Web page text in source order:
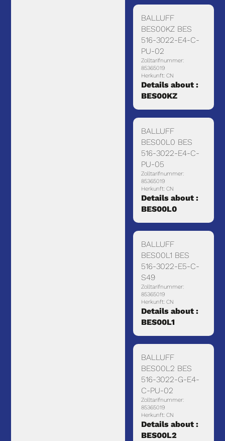
BALLUFF
BES00KZ BES
516-3022-E4-C-
PU-02
Zolltarifnummer:
85365019
Herkunft: CN
Details about :
BES00KZ
BALLUFF
BES00L0 BES
516-3022-E4-C-
PU-05
Zolltarifnummer:
85365019
Herkunft: CN
Details about :
BES00L0
BALLUFF
BES00L1 BES
516-3022-E5-C-
S49
Zolltarifnummer:
85365019
Herkunft: CN
Details about :
BES00L1
BALLUFF
BES00L2 BES
516-3022-G-E4-
C-PU-02
Zolltarifnummer:
85365019
Herkunft: CN
Details about :
BES00L2